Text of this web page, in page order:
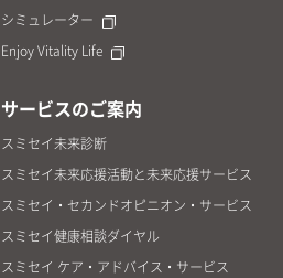
シミュレーター
Enjoy Vitality Life
サービスのご案内
スミセイ未来診断
スミセイ未来応援活動と未来応援サービス
スミセイ・セカンドオピニオン・サービス
スミセイ健康相談ダイヤル
スミセイ ケア・アドバイス・サービス